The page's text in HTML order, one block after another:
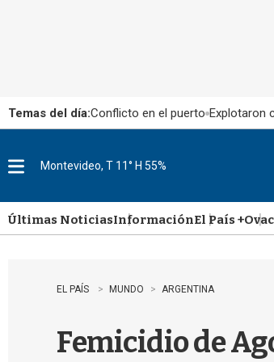
Temas del día:Conflicto en el puerto Explotaron
u
Montevideo, T 11° H 55%
Últimas NoticiasInformaciónEl País +
EL PAÍS MUNDO ARGENTINA
Femicidio de